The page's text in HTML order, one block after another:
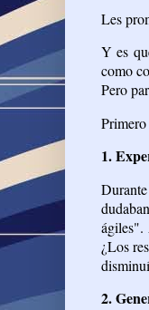
Les
Y es
como
Pero
Primero
1.
ágiles".
¿Los
2.